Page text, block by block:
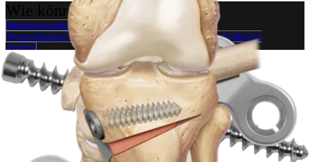
Wie können wir Ihnen helfen?
Medizinproduktberater:in kontaktieren
Veranstaltungen, Lab-Vorführungen und Schulungsmöglichkeiten
ansehen
Unseren Newsletter abonnieren
Besuchen Sie uns